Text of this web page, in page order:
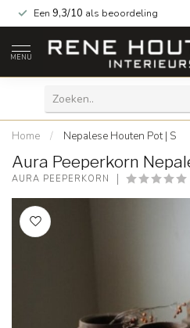
Een 9,3/10 als beoordeling
MENU
Home / Nepalese Houten Pot | S
Aura Peeperkorn
AURA PEEPERKORN